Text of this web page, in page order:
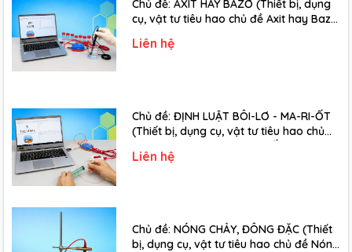
Chủ đề: AXIT HAY BAZƠ (Thiết bị, dụng
cụ, vật tư tiêu hao chủ đề Axit hay Bazơ
Liên hệ
Chủ đề: ĐỊNH LUẬT BÔI-LƠ - MA-RI-ỐT
(Thiết bị, dụng cụ, vật tư tiêu hao chủ
Liên hệ
Chủ đề: NÓNG CHẢY, ĐÔNG ĐẶC (Thiết
bị, dụng cụ, vật tư tiêu hao chủ đề Nóng